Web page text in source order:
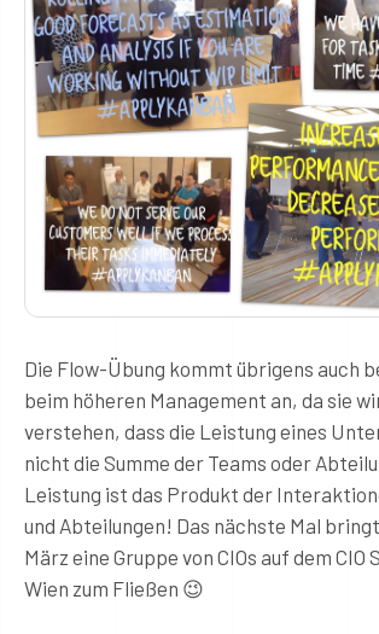
Die Flow-Übung kommt übrigens auch
beim höheren Management an, da sie
verstehen, dass die Leistung eines
nicht die Summe der Teams oder
Leistung ist das Produkt der
und Abteilungen! Das nächste Mal
März eine Gruppe von CIOs auf dem CIO
Wien zum Fließen 😉